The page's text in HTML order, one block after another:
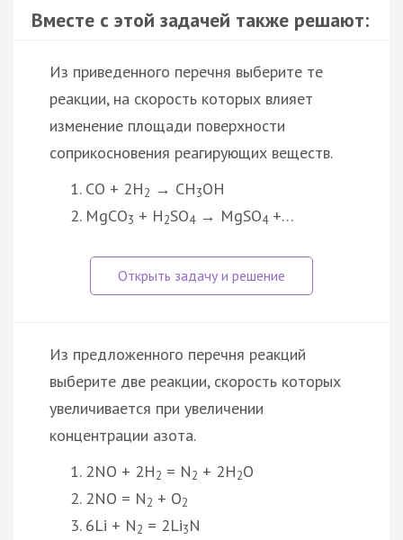
Вместе с этой задачей также решают:
Из приведенного перечня выберите те
реакции, на скорость которых влияет
изменение площади поверхности
соприкосновения реагирующих веществ.
CO + 2H2 → CH3OH
MgCO3 + H2SO4→ MgSO4+…
Из предложенного перечня реакций
выберите две реакции, скорость которых
увеличивается при увеличении
концентрации азота.
2NO + 2H2 = N2 + 2H2O
2NO = N2 + O2
6Li + N2 = 2Li3N